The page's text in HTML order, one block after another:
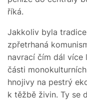
říká.
Jakkoliv byla
zpřetrhaná
navrací čím dál více
části
hnojivy na pestrý
k těžbě živin. Ty se